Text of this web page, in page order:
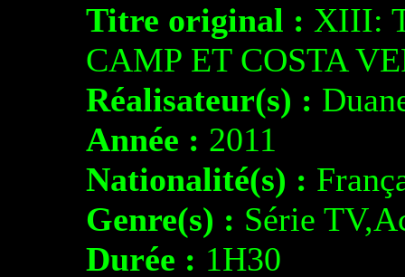
Titre original : XIII:
CAMP ET COSTA
Réalisateur(s) :
Année : 2011
Nationalité(s) :
Genre(s) : Série
Durée : 1H30